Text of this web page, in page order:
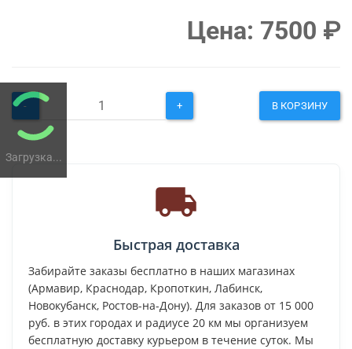
Загрузка...
Цена: 7500 ₽
- + В КОРЗИНУ
Быстрая доставка
Забирайте заказы бесплатно в наших магазинах
(Армавир, Краснодар, Кропоткин, Лабинск,
Новокубанск, Ростов-на-Дону). Для заказов от 15 000
руб. в этих городах и радиусе 20 км мы организуем
бесплатную доставку курьером в течение суток. Мы